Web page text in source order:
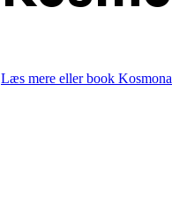
Læs mere eller book